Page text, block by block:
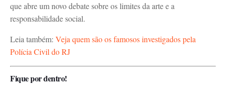
que abre um novo debate sobre os limites da arte e a
responsabilidade social.
Leia também: Veja quem são os famosos investigados pela
Polícia Civil do RJ
Fique por dentro!